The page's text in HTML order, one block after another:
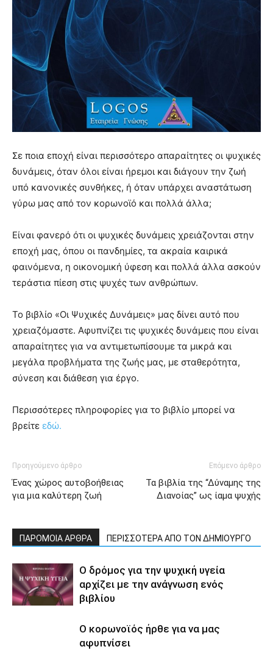
Σε ποια εποχή είναι περισσότερο απαραίτητες οι ψυχικές
δυνάμεις, όταν όλοι είναι ήρεμοι και διάγουν την ζωή
υπό κανονικές συνθήκες, ή όταν υπάρχει αναστάτωση
γύρω μας από τον κορωνοϊό και πολλά άλλα;
Είναι φανερό ότι οι ψυχικές δυνάμεις χρειάζονται στην
εποχή μας, όπου οι πανδημίες, τα ακραία καιρικά
φαινόμενα, η οικονομική ύφεση και πολλά άλλα ασκούν
τεράστια πίεση στις ψυχές των ανθρώπων.
Το βιβλίο «Οι Ψυχικές Δυνάμεις» μας δίνει αυτό που
χρειαζόμαστε. Αφυπνίζει τις ψυχικές δυνάμεις που είναι
απαραίτητες για να αντιμετωπίσουμε τα μικρά και
μεγάλα προβλήματα της ζωής μας, με σταθερότητα,
σύνεση και διάθεση για έργο.
Περισσότερες πληροφορίες για το βιβλίο μπορεί να
βρείτε εδώ.
Προηγούμενο άρθρο
Ένας χώρος αυτοβοήθειας
για μια καλύτερη ζωή
Επόμενο άρθρο
Τα βιβλία της “Δύναμης της
Διανοίας” ως ίαμα ψυχής
ΠΑΡΟΜΟΙΑ ΑΡΘΡΑ ΠΕΡΙΣΣΟΤΕΡΑ ΑΠΟ ΤΟΝ ΔΗΜΙΟΥΡΓΟ
Ο δρόμος για την ψυχική υγεία
αρχίζει με την ανάγνωση ενός
βιβλίου
Ο κορωνοϊός ήρθε για να μας
αφυπνίσει